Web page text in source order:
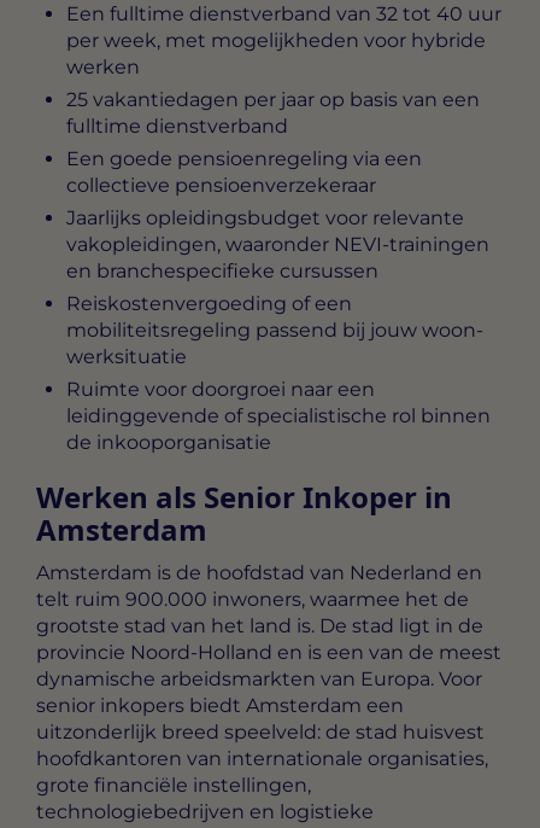
Een fulltime dienstverband van 32 tot 40 uur
per week, met mogelijkheden voor hybride
werken
25 vakantiedagen per jaar op basis van een
fulltime dienstverband
Een goede pensioenregeling via een
collectieve pensioenverzekeraar
Jaarlijks opleidingsbudget voor relevante
vakopleidingen, waaronder NEVI-trainingen
en branchespecifieke cursussen
Reiskostenvergoeding of een
mobiliteitsregeling passend bij jouw woon-
werksituatie
Ruimte voor doorgroei naar een
leidinggevende of specialistische rol binnen
de inkooporganisatie
Werken als Senior Inkoper in
Amsterdam
Amsterdam is de hoofdstad van Nederland en
telt ruim 900.000 inwoners, waarmee het de
grootste stad van het land is. De stad ligt in de
provincie Noord-Holland en is een van de meest
dynamische arbeidsmarkten van Europa. Voor
senior inkopers biedt Amsterdam een
uitzonderlijk breed speelveld: de stad huisvest
hoofdkantoren van internationale organisaties,
grote financiële instellingen,
technologiebedrijven en logistieke